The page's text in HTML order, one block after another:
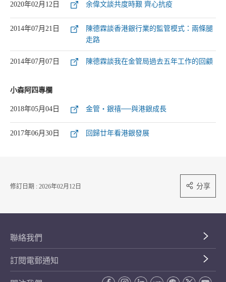
2020年02月12日 余偉文談共度時艱 齊心抗疫
2014年07月21日
陳德霖談香港銀行業的監管模式：兩條腿
走路
2014年07月07日 陳德霖談我在金管局過去五年工作的回顧
小森阿四專欄
2018年05月04日 金管‧銀禧──與港銀成長
2017年06月30日 回歸廿年看港銀發展
修訂日期 : 2026年02月12日 分享
聯絡我們
訂閱電郵通知